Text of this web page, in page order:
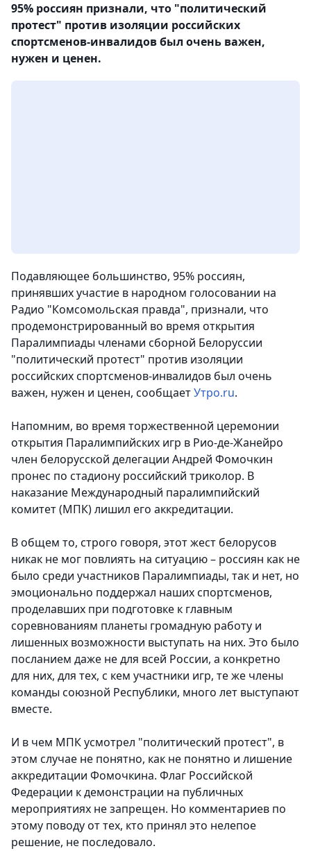
95% россиян признали, что "политический
протест" против изоляции российских
спортсменов-инвалидов был очень важен,
нужен и ценен.
Подавляющее большинство, 95% россиян,
принявших участие в народном голосовании на
Радио "Комсомольская правда", признали, что
продемонстрированный во время открытия
Паралимпиады членами сборной Белоруссии
"политический протест" против изоляции
российских спортсменов-инвалидов был очень
важен, нужен и ценен, сообщаетУтро.ru.
Напомним, во время торжественной церемонии
открытия Паралимпийских игр в Рио-де-Жанейро
член белорусской делегации Андрей Фомочкин
пронес по стадиону российский триколор. В
наказание Международный паралимпийский
комитет (МПК) лишил его аккредитации.
В общем то, строго говоря, этот жест белорусов
никак не мог повлиять на ситуацию – россиян как не
было среди участников Паралимпиады, так и нет, но
эмоционально поддержал наших спортсменов,
проделавших при подготовке к главным
соревнованиям планеты громадную работу и
лишенных возможности выступать на них. Это было
посланием даже не для всей России, а конкретно
для них, для тех, с кем участники игр, те же члены
команды союзной Республики, много лет выступают
вместе.
И в чем МПК усмотрел "политический протест", в
этом случае не понятно, как не понятно и лишение
аккредитации Фомочкина. Флаг Российской
Федерации к демонстрации на публичных
мероприятиях не запрещен. Но комментариев по
этому поводу от тех, кто принял это нелепое
решение, не последовало.